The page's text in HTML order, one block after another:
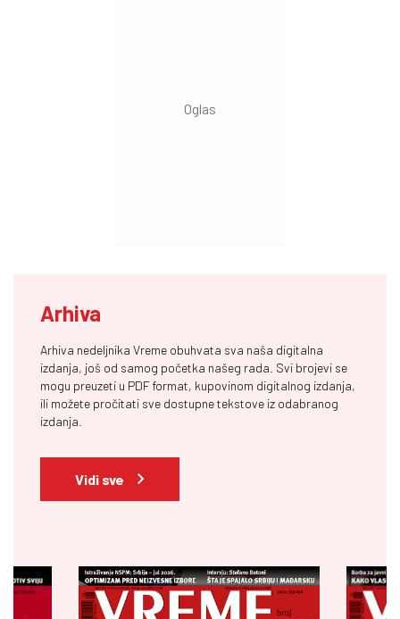
Arhiva
Arhiva nedeljnika Vreme obuhvata sva naša digitalna
izdanja, još od samog početka našeg rada. Svi brojevi se
mogu preuzeti u PDF format, kupovinom digitalnog izdanja,
ili možete pročitati sve dostupne tekstove iz odabranog
izdanja.
Vidi sve